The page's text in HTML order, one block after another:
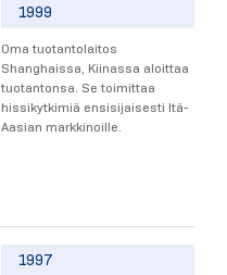
1999
Oma tuotantolaitos
Shanghaissa, Kiinassa aloittaa
tuotantonsa. Se toimittaa
hissikytkimiä ensisijaisesti Itä-
Aasian markkinoille.
1997